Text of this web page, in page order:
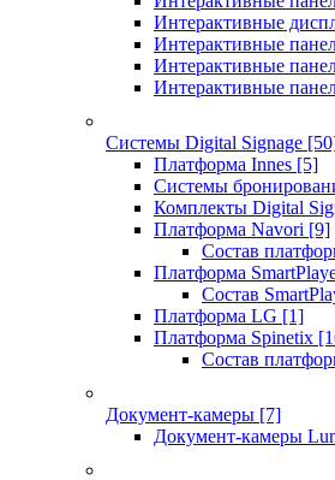
Интерактивные
Интерактивные
Интерактивные
Интерактивные
Системы Digital Signage
Платформа Innes [5]
Системы
Комплекты Digital
Платформа Navori [9]
Состав
Платформа
Состав
Платформа LG [1]
Платформа Spinetix
Состав
Документ-камеры [7]
Документ-камеры